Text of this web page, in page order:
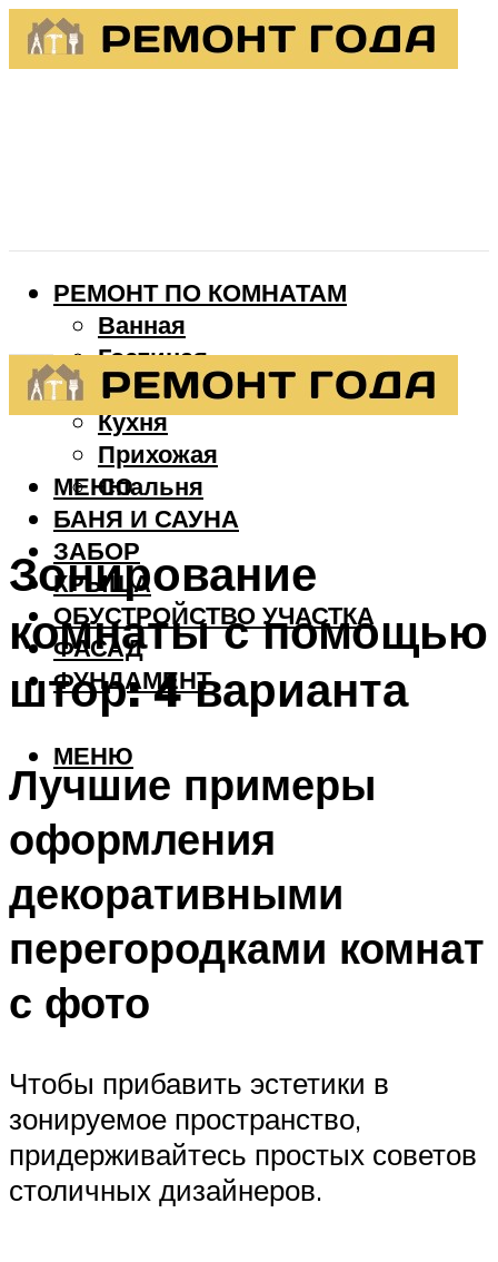
РЕМОНТ ПО КОМНАТАМ
Ванная
Гостиная
Детская
Кухня
Прихожая
Спальня
БАНЯ И САУНА
ЗАБОР
КРЫША
ОБУСТРОЙСТВО УЧАСТКА
ФАСАД
ФУНДАМЕНТ
МЕНЮ
МЕНЮ
Зонирование
комнаты с помощью
штор: 4 варианта
Лучшие примеры
оформления
декоративными
перегородками комнат
с фото
Чтобы прибавить эстетики в
зонируемое пространство,
придерживайтесь простых советов
столичных дизайнеров.